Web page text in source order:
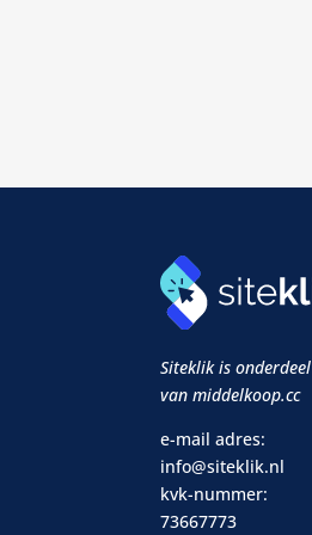
Siteklik is onderdeel
van middelkoop.cc
e-mail adres:
info@siteklik.nl
kvk-nummer:
73667773